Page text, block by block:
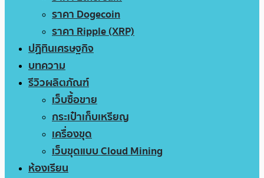
ราคา Dogecoin
ราคา Ripple (XRP)
ปฏิทินเศรษฐกิจ
บทความ
รีวิวผลิตภัณฑ์
เว็บซื้อขาย
กระเป๋าเก็บเหรียญ
เครื่องขุด
เว็บขุดแบบ Cloud Mining
ห้องเรียน